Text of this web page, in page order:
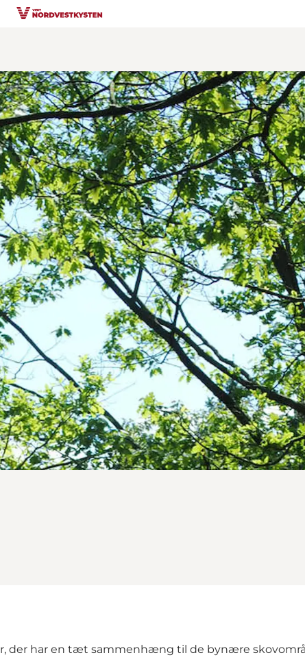
der har en tæt sammenhæng til de bynære